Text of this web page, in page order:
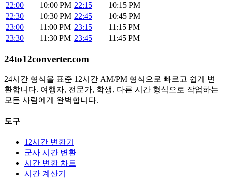
22:00
10:00 PM 22:15
10:15 PM
22:30
10:30 PM 22:45
10:45 PM
23:00
11:00 PM 23:15
11:15 PM
23:30
11:30 PM 23:45 11:45 PM
24to12converter.com
24시간 형식을 표준 12시간 AM/PM 형식으로 빠르고 쉽게 변
환합니다. 여행자, 전문가, 학생, 다른 시간 형식으로 작업하는
모든 사람에게 완벽합니다.
도구
12시간 변환기
군사 시간 변환
시간 변환 차트
시간 계산기